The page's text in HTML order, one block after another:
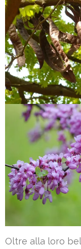
Oltre alla loro